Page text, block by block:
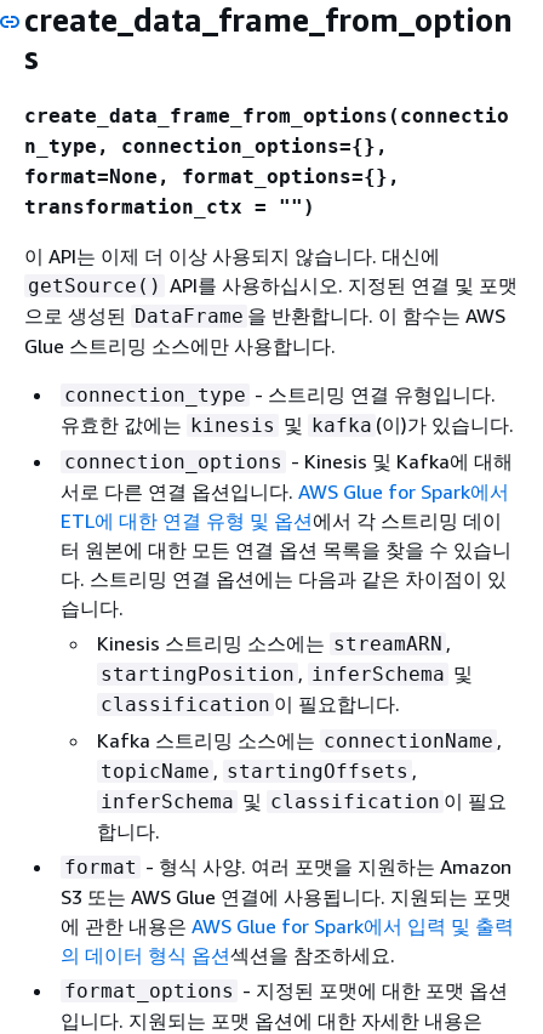
create_data_frame_from_option
s
create_data_frame_from_options(connectio
n_type, connection_options={},
format=None, format_options={},
transformation_ctx = "")
이 API는 이제 더 이상 사용되지 않습니다. 대신에
getSource() API를 사용하십시오. 지정된 연결 및 포맷
으로 생성된 DataFrame 을 반환합니다. 이 함수는 AWS
Glue 스트리밍 소스에만 사용합니다.
connection_type - 스트리밍 연결 유형입니다.
유효한 값에는 kinesis 및 kafka (이)가 있습니다.
connection_options - Kinesis 및 Kafka에 대해
서로 다른 연결 옵션입니다. AWS Glue for Spark에서
ETL에 대한 연결 유형 및 옵션에서 각 스트리밍 데이
터 원본에 대한 모든 연결 옵션 목록을 찾을 수 있습니
다. 스트리밍 연결 옵션에는 다음과 같은 차이점이 있
습니다.
Kinesis 스트리밍 소스에는 streamARN ,
startingPosition , inferSchema 및
classification 이 필요합니다.
Kafka 스트리밍 소스에는 connectionName ,
topicName , startingOffsets ,
inferSchema 및 classification 이 필요
합니다.
format - 형식 사양. 여러 포맷을 지원하는 Amazon
S3 또는 AWS Glue 연결에 사용됩니다. 지원되는 포맷
에 관한 내용은 AWS Glue for Spark에서 입력 및 출력
의 데이터 형식 옵션섹션을 참조하세요.
format_options - 지정된 포맷에 대한 포맷 옵션
입니다. 지원되는 포맷 옵션에 대한 자세한 내용은